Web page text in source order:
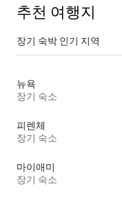
추천 여행지
장기 숙박 인기 지역
뉴욕
장기 숙소
피렌체
장기 숙소
마이애미
장기 숙소